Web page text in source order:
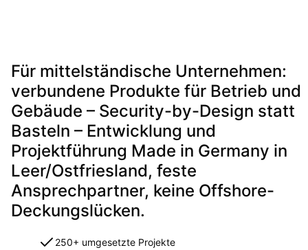
Für mittelständische Unternehmen:
verbundene Produkte für Betrieb und
Gebäude – Security-by-Design statt
Basteln – Entwicklung und
Projektführung Made in Germany in
Leer/Ostfriesland, feste
Ansprechpartner, keine Offshore-
Deckungslücken.
250+ umgesetzte Projekte